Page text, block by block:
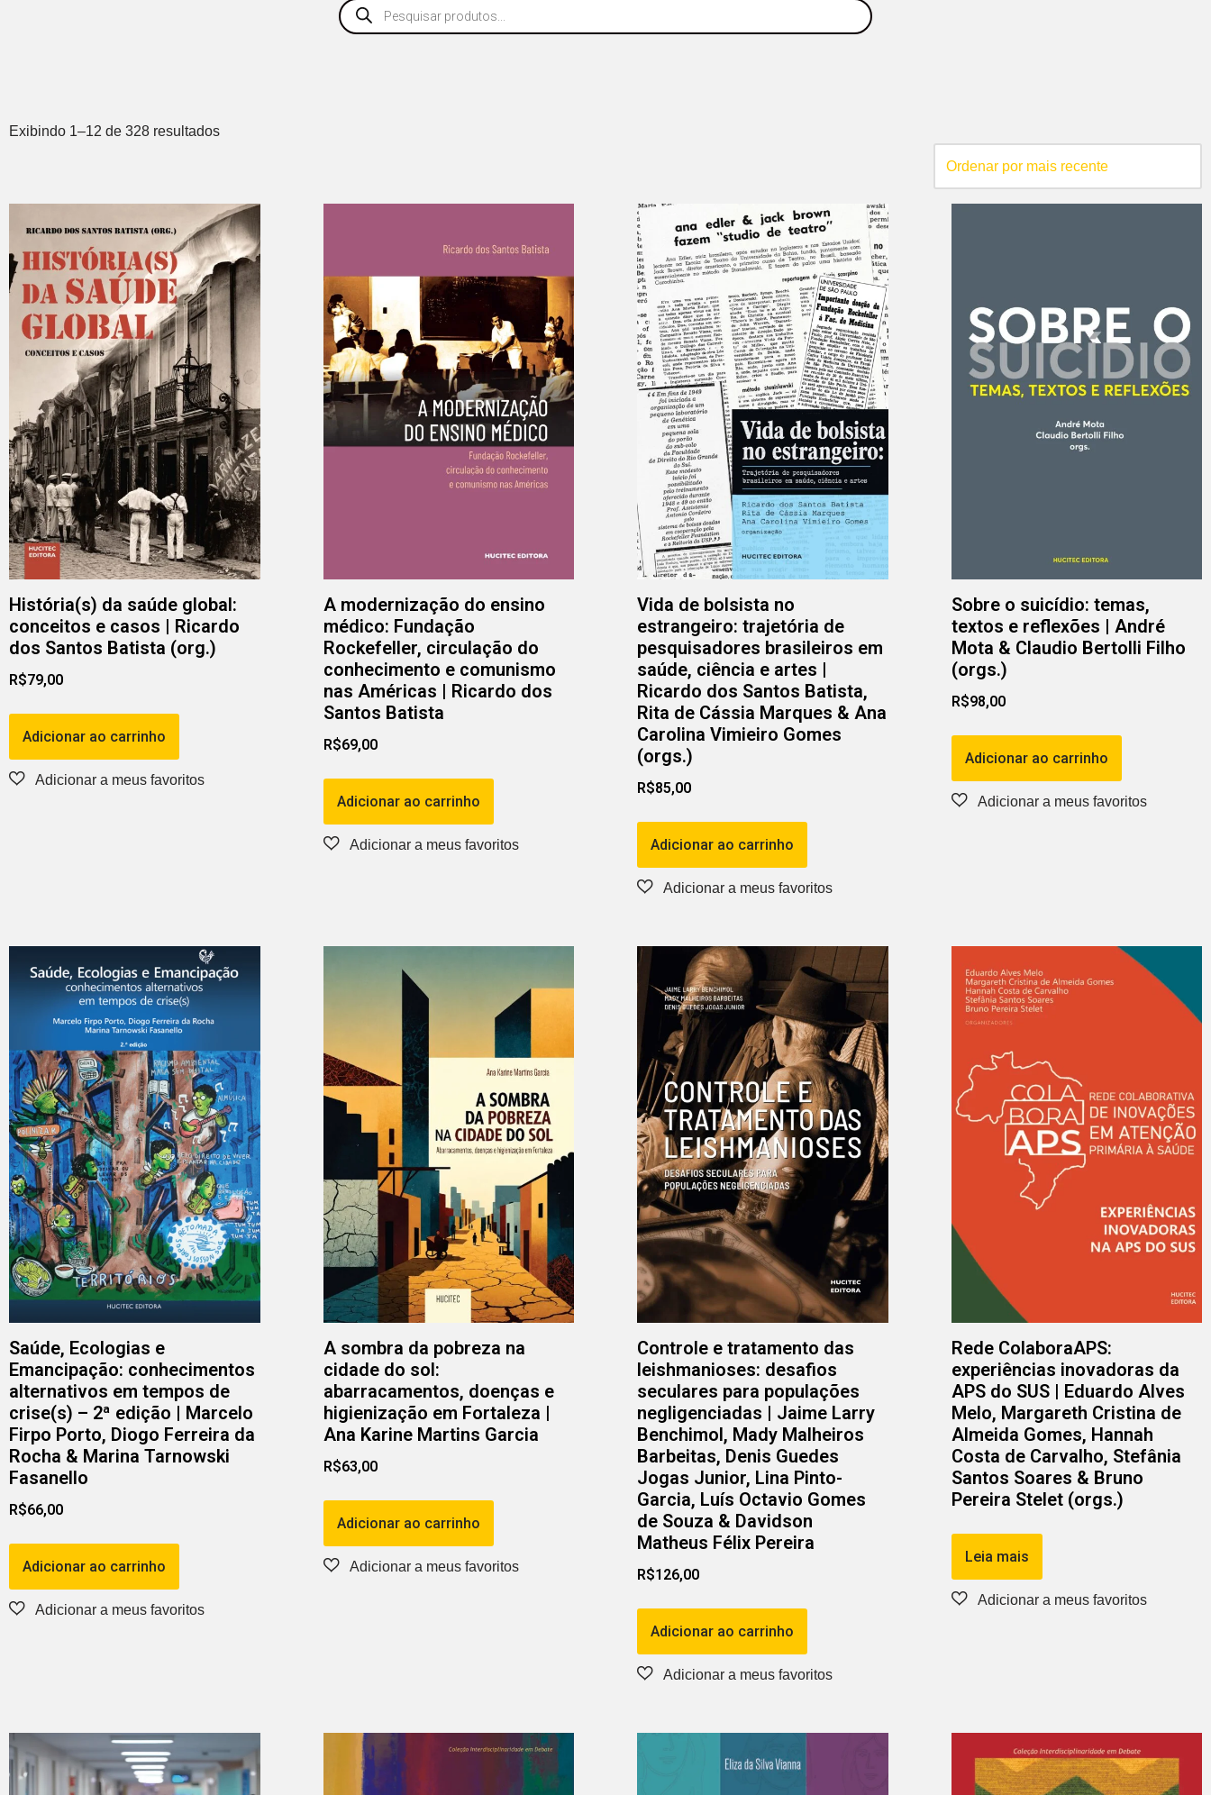
Exibindo 1–12 de 328 resultados
História(s) da saúde global:
conceitos e casos | Ricardo
dos Santos Batista (org.)
R$79,00
Adicionar ao carrinho
A modernização do ensino
médico: Fundação
Rockefeller, circulação do
conhecimento e comunismo
nas Américas | Ricardo dos
Santos Batista
R$69,00
Adicionar ao carrinho
Vida de bolsista no
estrangeiro: trajetória de
pesquisadores brasileiros em
saúde, ciência e artes |
Ricardo dos Santos Batista,
Rita de Cássia Marques & Ana
Carolina Vimieiro Gomes
(orgs.)
R$85,00
Adicionar ao carrinho
Sobre o suicídio: temas,
textos e reflexões | André
Mota & Claudio Bertolli Filho
(orgs.)
R$98,00
Adicionar ao carrinho
Saúde, Ecologias e
Emancipação: conhecimentos
alternativos em tempos de
crise(s) – 2ª edição | Marcelo
Firpo Porto, Diogo Ferreira da
Rocha & Marina Tarnowski
Fasanello
R$66,00
Adicionar ao carrinho
A sombra da pobreza na
cidade do sol:
abarracamentos, doenças e
higienização em Fortaleza |
Ana Karine Martins Garcia
R$63,00
Adicionar ao carrinho
Controle e tratamento das
leishmanioses: desafios
seculares para populações
negligenciadas | Jaime Larry
Benchimol, Mady Malheiros
Barbeitas, Denis Guedes
Jogas Junior, Lina Pinto-
Garcia, Luís Octavio Gomes
de Souza & Davidson
Matheus Félix Pereira
R$126,00
Adicionar ao carrinho
Rede ColaboraAPS:
experiências inovadoras da
APS do SUS | Eduardo Alves
Melo, Margareth Cristina de
Almeida Gomes, Hannah
Costa de Carvalho, Stefânia
Santos Soares & Bruno
Pereira Stelet (orgs.)
Leia mais